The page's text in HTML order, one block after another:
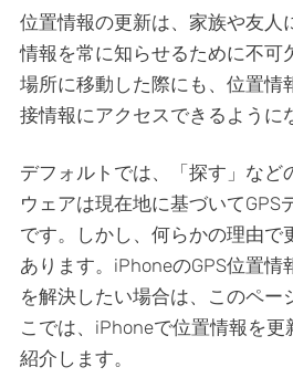
位置情報の更新は、家族や友人
情報を常に知らせるために不可
場所に移動した際にも、位置情
接情報にアクセスできるように
デフォルトでは、「探す」など
ウェアは現在地に基づいてGPS
です。しかし、何らかの理由で
あります。iPhoneのGPS位置情
を解決したい場合は、このペー
こでは、iPhoneで位置情報を
紹介します。